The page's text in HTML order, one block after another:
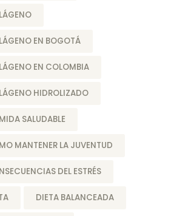
EN BOGOTÁ
EN COLOMBIA
HIDROLIZADO
SALUDABLE
MANTENER LA JUVENTUD
DEL ESTRÉS
DIETA BALANCEADA